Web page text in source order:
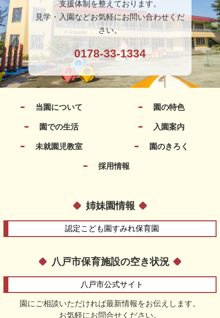
支援体制を整えております。
見学・入園などお気軽にお問い合わせくだ
さい。
0178-33-1334
当園について 園の特色
園での生活 入園案内
未就園児教室 園のきろく
採用情報
姉妹園情報
認定こども園すみれ保育園
八戸市保育施設の空き状況
八戸市公式サイト
園にご相談いただければ最新情報をお伝えします。
お気軽にお問合せください。